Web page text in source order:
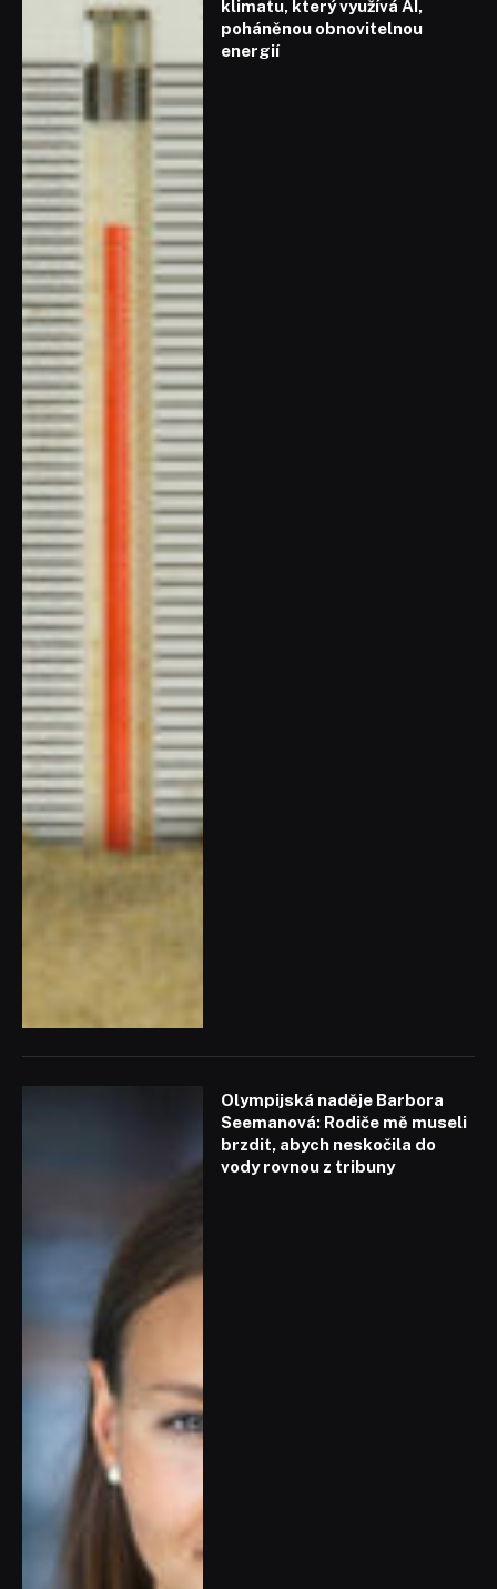
klimatu, který využívá AI,
poháněnou obnovitelnou
energií
Olympijská naděje Barbora
Seemanová: Rodiče mě museli
brzdit, abych neskočila do
vody rovnou z tribuny